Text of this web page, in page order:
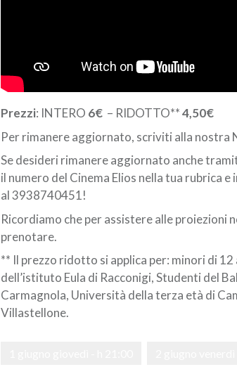
Prezzi: INTERO 6€ – RIDOTTO**4,50€
Per rimanere aggiornato, scriviti alla nostra
Se desideri rimanere aggiornato anche
il numero del Cinema Elios nella tua rubrica e
al 3938740451!
Ricordiamo che per assistere alle proiezioni
prenotare.
** Il prezzo ridotto si applica per: minori di 12
dell’istituto Eula di Racconigi, Studenti del
Carmagnola, Università della terza età di
Villastellone.